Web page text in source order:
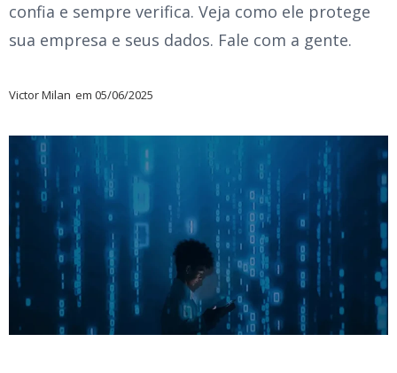
confia e sempre verifica. Veja como ele protege
sua empresa e seus dados. Fale com a gente.
Victor Milan em 05/06/2025